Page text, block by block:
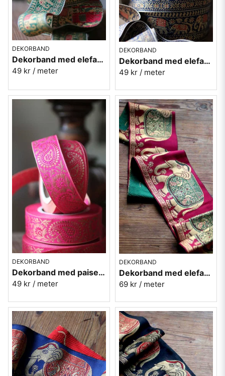
DEKORBAND
Dekorband med elefanter på rad - grön
49 kr / meter
DEKORBAND
Dekorband med elefanter på rad - blå
49 kr / meter
DEKORBAND
Dekorband med paisely - rosa
49 kr / meter
DEKORBAND
Dekorband med elefanter - röd
69 kr / meter